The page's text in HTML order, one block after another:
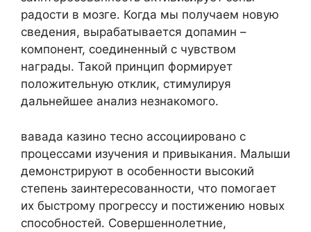
радости в мозге. Когда мы получаем новую
сведения, вырабатывается допамин –
компонент, соединенный с чувством
награды. Такой принцип формирует
положительную отклик, стимулируя
дальнейшее анализ незнакомого.
вавада казино тесно ассоциировано с
процессами изучения и привыкания. Малыши
демонстрируют в особенности высокий
степень заинтересованности, что помогает
их быстрому прогрессу и постижению новых
способностей. Совершеннолетние,